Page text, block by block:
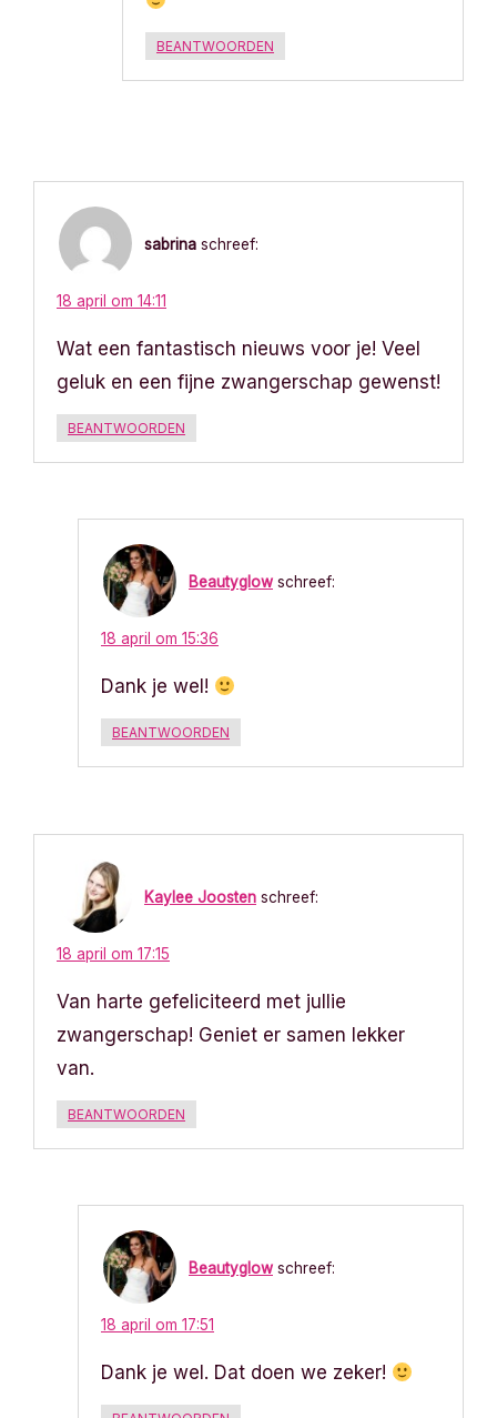
BEANTWOORDEN
sabrina schreef:
18 april om 14:11
Wat een fantastisch nieuws voor je! Veel
geluk en een fijne zwangerschap gewenst!
BEANTWOORDEN
Beautyglow schreef:
18 april om 15:36
Dank je wel!
BEANTWOORDEN
Kaylee Joosten schreef:
18 april om 17:15
Van harte gefeliciteerd met jullie
zwangerschap! Geniet er samen lekker
van.
BEANTWOORDEN
Beautyglow schreef:
18 april om 17:51
Dank je wel. Dat doen we zeker!